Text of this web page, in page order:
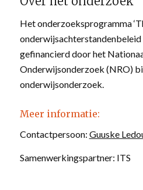
Het onderzoeksprogramma
onderwijsachterstandenbeleid
gefinancierd door het
Onderwijsonderzoek (NRO)
onderwijsonderzoek.
Meer informatie:
Contactpersoon: Guuske
Samenwerkingspartner: ITS